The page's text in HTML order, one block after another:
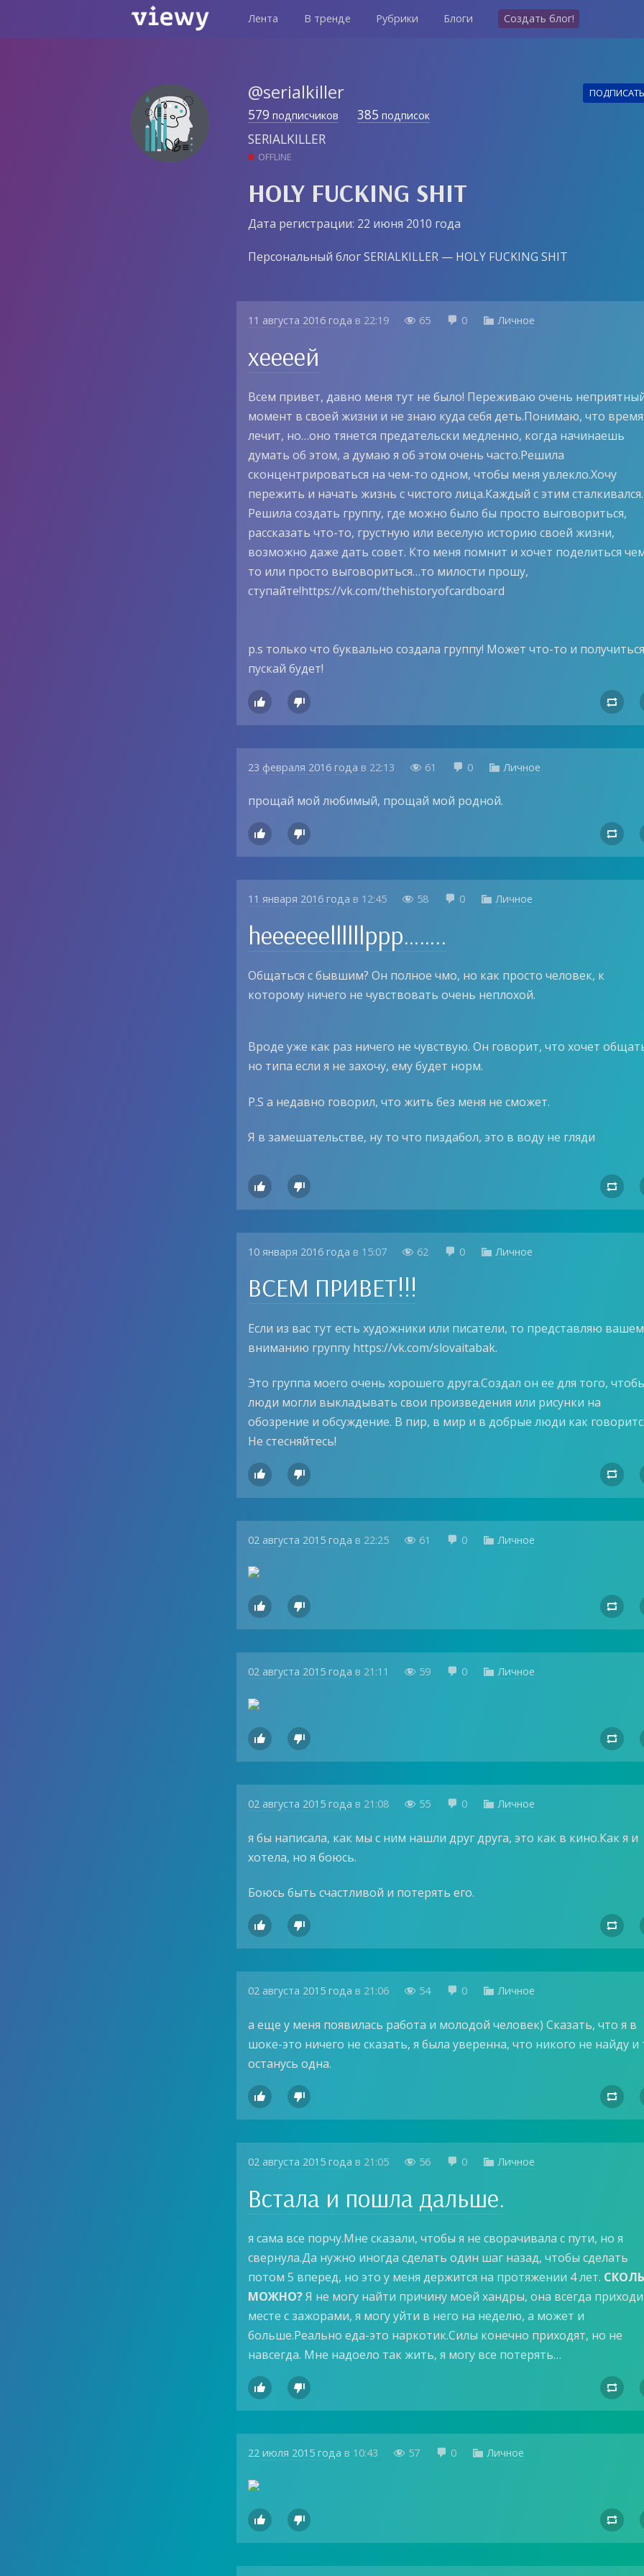
Лента В тренде Рубрики Блоги Создать блог!
@serialkiller
579 подписчиков 385 подписок
SERIALKILLER
OFFLINE
HOLY FUCKING SHIT
Дата регистрации: 22 июня 2010 года
Персональный блог SERIALKILLER — HOLY FUCKING SHIT
11 августа 2016 года в 22:19  65  0  Личное
хеееей
Всем привет, давно меня тут не было! Переживаю очень
момент в своей жизни и не знаю куда себя деть.Понимаю, что время
лечит, но…оно тянется предательски медленно, когда начинаешь
думать об этом, а думаю я об этом очень часто.Решила
сконцентрироваться на чем-то одном, чтобы меня увлекло.Хочу
пережить и начать жизнь с чистого лица.Каждый с этим
Решила создать группу, где можно было бы просто выговориться,
рассказать что-то, грустную или веселую историю своей жизни,
возможно даже дать совет. Кто меня помнит и хочет поделиться
то или просто выговориться…то милости прошу,
ступайте!https://vk.com/thehistoryofcardboard
p.s только что буквально создала группу! Может что-то и
пускай будет!
  
23 февраля 2016 года в 22:13  61  0  Личное
прощай мой любимый, прощай мой родной.
  
11 января 2016 года в 12:45  58  0  Личное
heeeeeellllllppp……..
Общаться с бывшим? Он полное чмо, но как просто человек, к
которому ничего не чувствовать очень неплохой.
Вроде уже как раз ничего не чувствую. Он говорит, что хочет
но типа если я не захочу, ему будет норм.
P.S а недавно говорил, что жить без меня не сможет.
Я в замешательстве, ну то что пиздабол, это в воду не гляди
  
10 января 2016 года в 15:07  62  0  Личное
ВСЕМ ПРИВЕТ!!!
Если из вас тут есть художники или писатели, то представляю
вниманию группу https://vk.com/slovaitabak.
Это группа моего очень хорошего друга.Создал он ее для того,
люди могли выкладывать свои произведения или рисунки на
обозрение и обсуждение. В пир, в мир и в добрые люди как
Не стесняйтесь!
  
02 августа 2015 года в 22:25  61  0  Личное
  
02 августа 2015 года в 21:11  59  0  Личное
  
02 августа 2015 года в 21:08  55  0  Личное
я бы написала, как мы с ним нашли друг друга, это как в кино.Как я и
хотела, но я боюсь.
Боюсь быть счастливой и потерять его.
  
02 августа 2015 года в 21:06  54  0  Личное
а еще у меня появилась работа и молодой человек) Сказать, что я в
шоке-это ничего не сказать, я была уверенна, что никого не найду и
останусь одна.
  
02 августа 2015 года в 21:05  56  0  Личное
Встала и пошла дальше.
я сама все порчу.Мне сказали, чтобы я не сворачивала с пути, но я
свернула.Да нужно иногда сделать один шаг назад, чтобы сделать
потом 5 вперед, но это у меня держится на протяжении 4 лет.
МОЖНО?Я не могу найти причину моей хандры, она всегда
месте с зажорами, я могу уйти в него на неделю, а может и
больше.Реально еда-это наркотик.Силы конечно приходят, но не
навсегда. Мне надоело так жить, я могу все потерять…
  
22 июля 2015 года в 10:43  57  0  Личное
  